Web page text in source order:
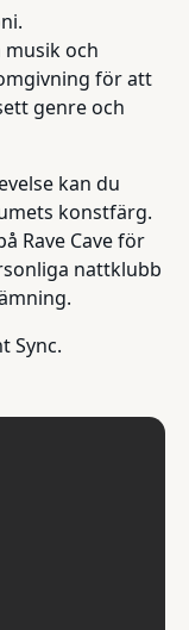
och
för att
genre och
kan du
konstfärg.
Rave Cave för
nattklubb
Sync.